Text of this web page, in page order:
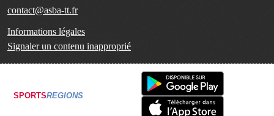
contact@asba-tt.fr
Informations légales
Signaler un contenu inapproprié
SPORTSREGIONS